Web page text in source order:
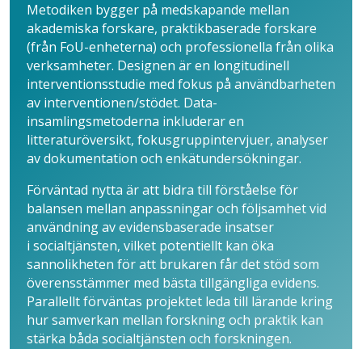
Metodiken bygger på medskapande mellan
akademiska forskare, praktikbaserade forskare
(från FoU-enheterna) och professionella från olika
verksamheter. Designen är en longitudinell
interventionsstudie med fokus på användbarheten
av interventionen/stödet. Data­
insamlingsmetoderna inkluderar en
litteraturöversikt, fokusgrupp­intervjuer, analyser
av dokumentation och enkätundersökningar.
Förväntad nytta är att bidra till förståelse för
balansen mellan anpassningar och följsamhet vid
användning av evidensbaserade insatser
i socialtjänsten, vilket potentiellt kan öka
sannolikheten för att brukaren får det stöd som
överensstämmer med bästa tillgängliga evidens.
Parallellt förväntas projektet leda till lärande kring
hur samverkan mellan forskning och praktik kan
stärka båda socialtjänsten och forskningen.